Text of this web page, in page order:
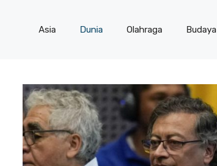
Asia Dunia Olahraga Budaya